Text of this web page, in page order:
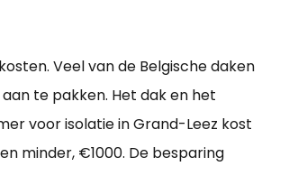
Veel van de Belgische daken
te pakken. Het dak en het
voor isolatie in Grand-Leez kost
minder, €1000. De besparing